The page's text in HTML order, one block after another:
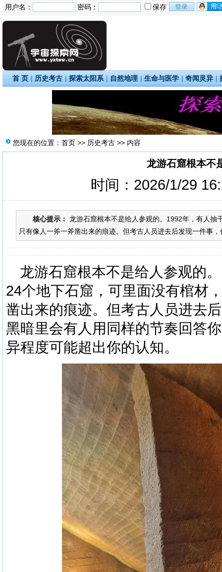
用户名： 密码： 保存
首 页 | 历史考古 | 探索太阳系 | 自然地理 | 生命与医学 | 奇闻灵异 |
您现在的位置： 首页 >> 历史考古 >> 内容
龙游石窟根本不
时间：2026/1/29
核心提示： 龙游石窟根本不是给人参观的。1992年，有人抽
只有像人一斧一斧凿出来的痕迹。但考古人员进去后发现一件事
龙游石窟根本不是给人参观的。
24个地下石窟，可里面没有棺材
凿出来的痕迹。但考古人员进去
黑暗里会有人用同样的节奏回答
异程度可能超出你的认知。